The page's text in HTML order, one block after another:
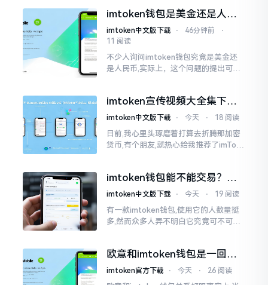
imtoken钱包是美金还是人民
币？其实它是个“多面手”
imtoken中文版下载 ⋅ 46分钟前
⋅
11 阅读
不少人询问imtoken钱包究竟是美金还
是人民币,实际上，这个问题的提出可谓
一个“钱包”而已
imtoken宣传视频大全集下
载，新手看完就懂怎么用
imtoken中文版下载 ⋅ 今天 ⋅ 18 阅读
日前,我心里头琢磨着打算去折腾那加密
货币,有个朋友,就热心给我推荐了imTok
imtoken钱包能不能交易？一
文说清楚
imtoken中文版下载 ⋅ 今天 ⋅ 19 阅读
有一款imtoken钱包,使用它的人数量挺
多,然而众多人弄不明白它究竟可不可以
存钱罐与菜市场那般
欧意和imtoken钱包是一回事
吗？搞清楚了再装钱包
imtoken官方下载 ⋅ 今天 ⋅ 26 阅读